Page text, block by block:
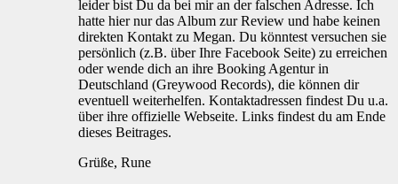
leider bist Du da bei mir an der falschen Adresse. Ich
hatte hier nur das Album zur Review und habe keinen
direkten Kontakt zu Megan. Du könntest versuchen sie
persönlich (z.B. über Ihre Facebook Seite) zu erreichen
oder wende dich an ihre Booking Agentur in
Deutschland (Greywood Records), die können dir
eventuell weiterhelfen. Kontaktadressen findest Du u.a.
über ihre offizielle Webseite. Links findest du am Ende
dieses Beitrages.
Grüße, Rune